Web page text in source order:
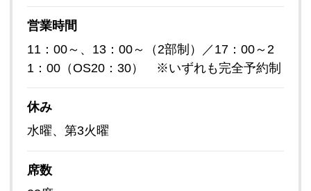
営業時間
11：00～、13：00～（2部制）／17：00～2
1：00（OS20：30） ※いずれも完全予約制
休み
水曜、第3火曜
席数